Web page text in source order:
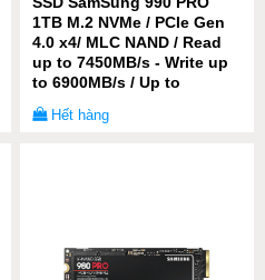
1TB M.2 NVMe / PCIe Gen
4.0 x4/ MLC NAND / Read
up to 7450MB/s - Write up
to 6900MB/s / Up to
600TBW
Hết hàng